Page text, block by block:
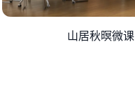
山居秋暝微课